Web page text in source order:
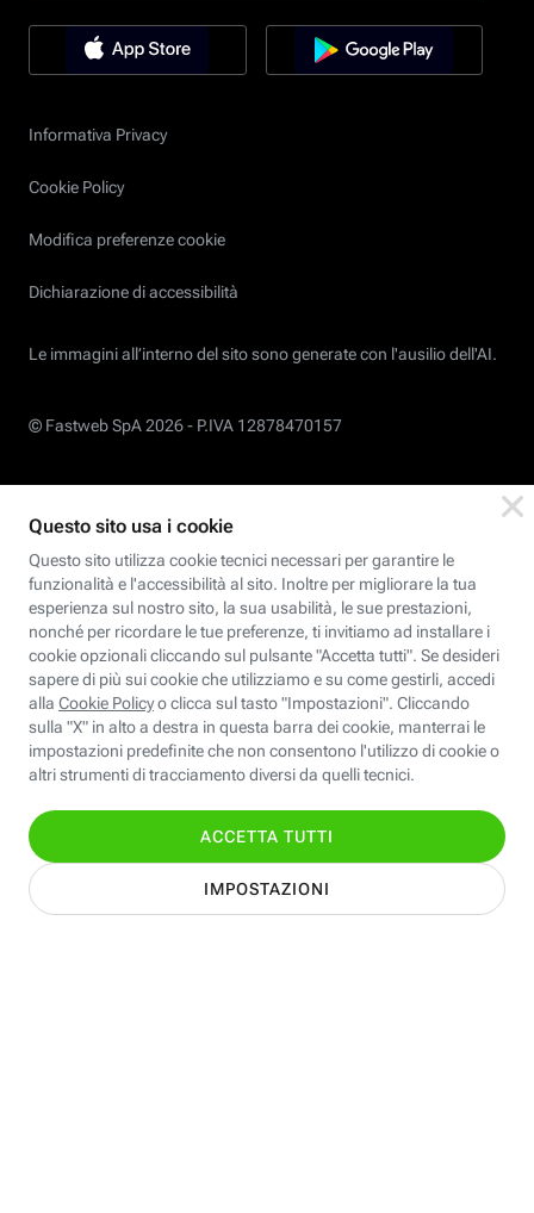
Informativa Privacy
Cookie Policy
Modifica preferenze cookie
Dichiarazione di accessibilità
Le immagini all’interno del sito sono generate con l'ausilio dell'AI.
© Fastweb SpA 2026 - P.IVA 12878470157